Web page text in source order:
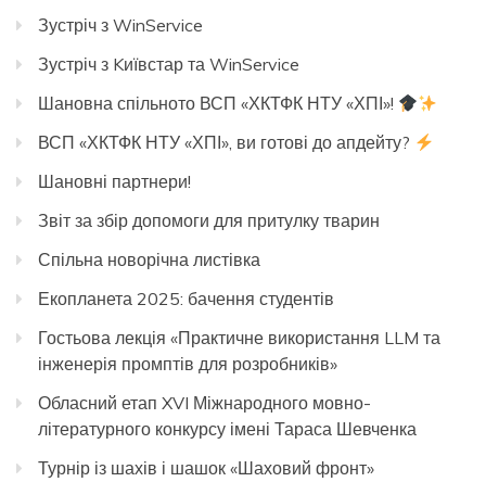
Зустріч з WinService
Зустріч з Kиївстар та WinService
Шановна спільното ВСП «ХКТФК НТУ «ХПІ»!
ВСП «ХКТФК НТУ «ХПІ», ви готові до апдейту?
Шановні партнери!
Звіт за збір допомоги для притулку тварин
Спільна новорічна листівка
Екопланета 2025: бачення студентів
Гостьова лекція «Практичне використання LLM та
інженерія промптів для розробників»
Обласний етап XVI Міжнародного мовно-
літературного конкурсу імені Тараса Шевченка
Турнір із шахів і шашок «Шаховий фронт»